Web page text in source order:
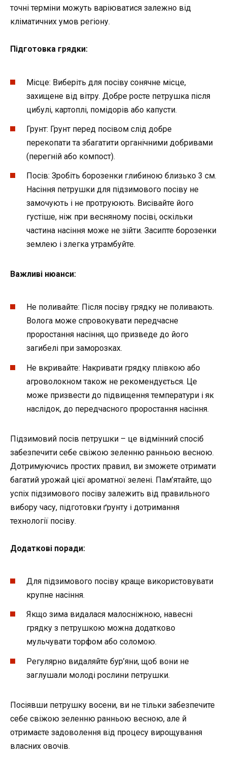
точні терміни можуть варіюватися залежно від
кліматичних умов регіону.
Підготовка грядки:
Місце: Виберіть для посіву сонячне місце,
захищене від вітру. Добре росте петрушка після
цибулі, картоплі, помідорів або капусти.
Грунт: Грунт перед посівом слід добре
перекопати та збагатити органічними добривами
(перегній або компост).
Посів: Зробіть борозенки глибиною близько 3 см.
Насіння петрушки для підзимового посіву не
замочують і не протруюють. Висівайте його
густіше, ніж при весняному посіві, оскільки
частина насіння може не зійти. Засипте борозенки
землею і злегка утрамбуйте.
Важливі нюанси:
Не поливайте: Після посіву грядку не поливають.
Волога може спровокувати передчасне
проростання насіння, що призведе до його
загибелі при заморозках.
Не вкривайте: Накривати грядку плівкою або
агроволокном також не рекомендується. Це
може призвести до підвищення температури і як
наслідок, до передчасного проростання насіння.
Підзимовий посів петрушки – це відмінний спосіб
забезпечити себе свіжою зеленню ранньою весною.
Дотримуючись простих правил, ви зможете отримати
багатий урожай цієї ароматної зелені. Пам’ятайте, що
успіх підзимового посіву залежить від правильного
вибору часу, підготовки ґрунту і дотримання
технології посіву.
Додаткові поради:
Для підзимового посіву краще використовувати
крупне насіння.
Якщо зима видалася малосніжною, навесні
грядку з петрушкою можна додатково
мульчувати торфом або соломою.
Регулярно видаляйте бур’яни, щоб вони не
заглушали молоді рослини петрушки.
Посіявши петрушку восени, ви не тільки забезпечите
себе свіжою зеленню ранньою весною, але й
отримаєте задоволення від процесу вирощування
власних овочів.